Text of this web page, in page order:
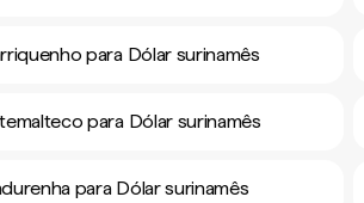
para Dólar surinamês
para Dólar surinamês
para Dólar surinamês